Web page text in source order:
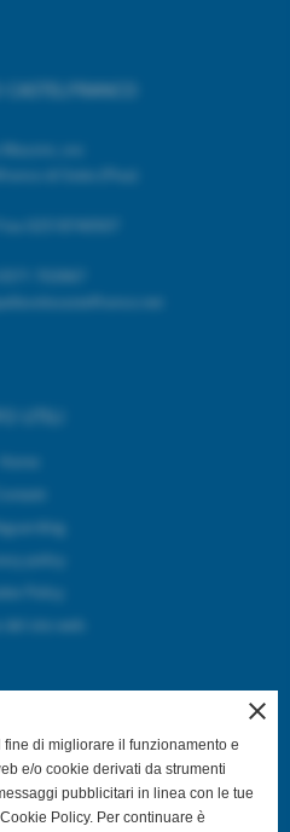
UTILI
Contatti
del sito web
SOCIAL close
di migliorare il funzionamento e
e/o cookie derivati da strumenti
pubblicitari in linea con le tue
Policy. Per continuare è